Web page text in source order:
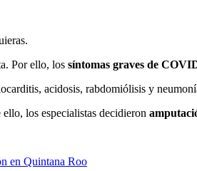
Por ello, los síntomas graves de
acidosis, rabdomiólisis y
los especialistas decidieron
en Quintana Roo